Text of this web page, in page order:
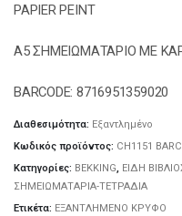
PAPIER PEINT
A5 ΣΗΜΕΙΩΜΑΤΑΡΙΟ ΜΕ
BARCODE: 8716951359020
Διαθεσιμότητα: Εξαντλημένο
Κωδικός προϊόντος: CH1151
Κατηγορίες: BEKKING, ΕΙΔΗ
ΣΗΜΕΙΩΜΑΤΑΡΙΑ-ΤΕΤΡΑΔΙΑ
Ετικέτα: ΕΞΑΝΤΛΗΜΕΝΟ ΚΡΥΦΟ